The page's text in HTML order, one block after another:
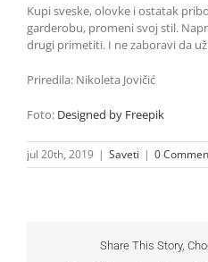
Kupi sveske, olovke i ostatak
garderobu, promeni svoj stil.
drugi primetiti. I ne zaboravi da
Priredila: Nikoleta Jovičić
Foto: Designed by Freepik
jul 20th, 2019 | Saveti | 0
Share This Story,